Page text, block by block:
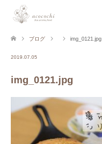
ブログ img_0121.jpg
2019.07.05
img_0121.jpg